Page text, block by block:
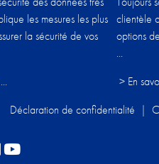
les mesures les plus
la sécurité de vos
clientèle
options
...
> En
Déclaration de confidentialité |